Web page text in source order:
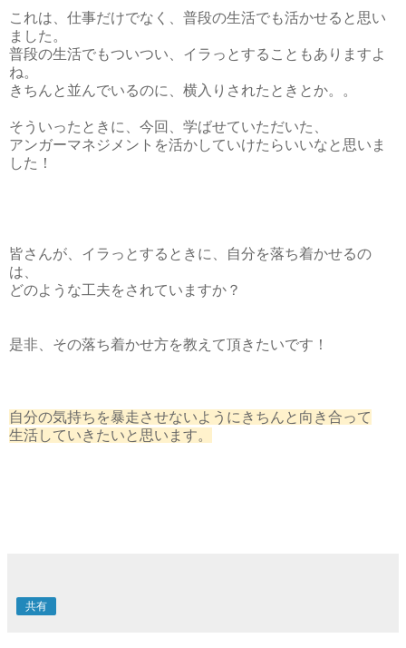
これは、仕事だけでなく、普段の生活でも活かせると思い
ました。
普段の生活でもついつい、イラっとすることもありますよ
ね。
きちんと並んでいるのに、横入りされたときとか。。
そういったときに、今回、学ばせていただいた、
アンガーマネジメントを活かしていけたらいいなと思いま
した！
皆さんが、イラっとするときに、自分を落ち着かせるの
は、
どのような工夫をされていますか？
是非、その落ち着かせ方を教えて頂きたいです！
自分の気持ちを暴走させないようにきちんと向き合って
生活していきたいと思います。
共有